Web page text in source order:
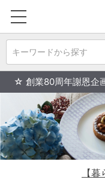
キーワードから探す
☆ 創業80周年謝恩企
【